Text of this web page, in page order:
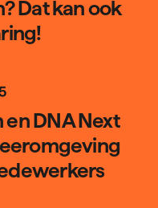
Dat kan ook
DNA Next